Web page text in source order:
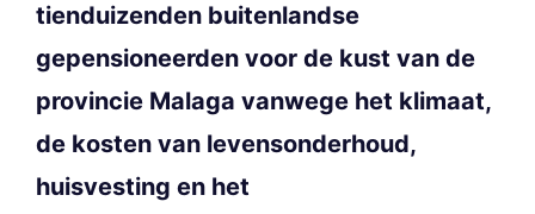
tienduizenden buitenlandse
gepensioneerden voor de kust van de
provincie Malaga vanwege het klimaat,
de kosten van levensonderhoud,
huisvesting en het